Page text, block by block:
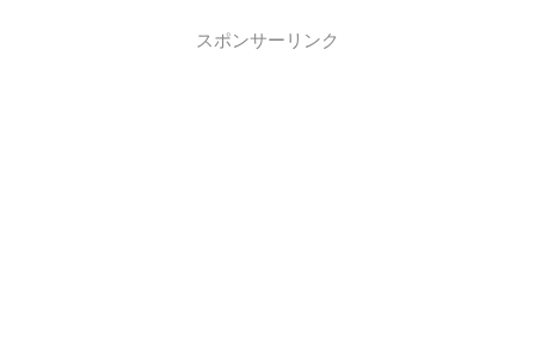
スポンサーリンク